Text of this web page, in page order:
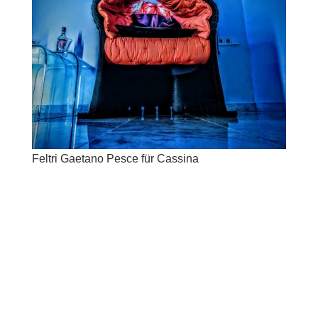
Feltri Gaetano Pesce für Cassina